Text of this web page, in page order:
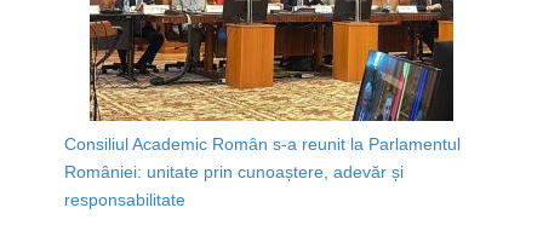
Consiliul Academic Român s-a reunit la Parlamentul
României: unitate prin cunoaștere, adevăr și
responsabilitate